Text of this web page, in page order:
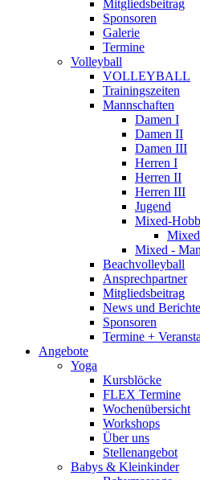
Mitgliedsbeitrag
Sponsoren
Galerie
Termine
Volleyball
VOLLEYBALL
Trainingszeiten
Mannschaften
Damen I
Damen II
Damen III
Herren I
Herren II
Herren III
Jugend
Mixed-
Mixed -
Beachvolleyball
Ansprechpartner
Mitgliedsbeitrag
News und Berichte
Sponsoren
Termine +
Angebote
Yoga
Kursblöcke
FLEX Termine
Wochenübersicht
Workshops
Über uns
Stellenangebot
Babys & Kleinkinder